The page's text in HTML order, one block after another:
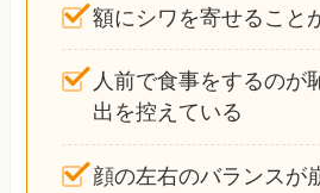
額にシワを寄せること
人前で食事をするのが
出を控えている
顔の左右のバランスが